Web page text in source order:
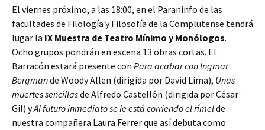
El viernes próximo, a las 18:00, en el Paraninfo de las
facultades de Filología y Filosofía de la Complutense tendrá
lugar la IX Muestra de Teatro Mínimo y Monólogos.
Ocho grupos pondrán en escena 13 obras cortas. El
Barracón estará presente con Para acabar con Ingmar
Bergmande Woody Allen (dirigida por David Lima), Unas
muertes sencillasde Alfredo Castellón (dirigida por César
Gil) yAl futuro inmediato se le está corriendo el rímelde
nuestra compañera Laura Ferrer que así debuta como